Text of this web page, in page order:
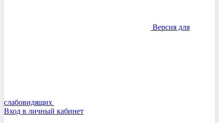
Версия для
слабовидящих
Вход в личный кабинет